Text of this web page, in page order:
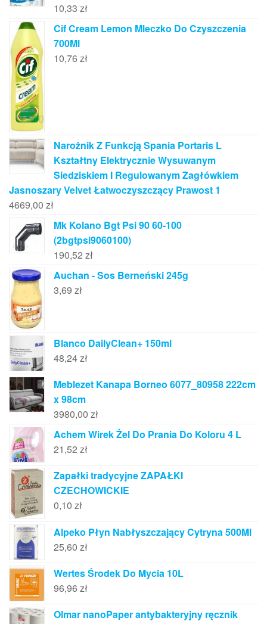
10,33 zł
Cif Cream Lemon Mleczko Do Czyszczenia
700Ml
10,76 zł
Narożnik Z Funkcją Spania Portaris L
Kształtny Elektrycznie Wysuwanym
Siedziskiem I Regulowanym Zagłówkiem
Jasnoszary Velvet Łatwoczyszczący Prawost 1
4669,00 zł
Mk Kolano Bgt Psi 90 60-100
(2bgtpsi9060100)
190,52 zł
Auchan - Sos Berneński 245g
3,69 zł
Blanco DailyClean+ 150ml
48,24zł
Meblezet Kanapa Borneo 6077_80958 222cm
x 98cm
3980,00 zł
Achem Wirek Żel Do Prania Do Koloru 4 L
21,52 zł
Zapałki tradycyjne ZAPAŁKI
CZECHOWICKIE
0,10 zł
Alpeko Płyn Nabłyszczający Cytryna 500Ml
25,60 zł
Wertes Środek Do Mycia 10L
96,96 zł
Olmar nanoPaper antybakteryjny ręcznik